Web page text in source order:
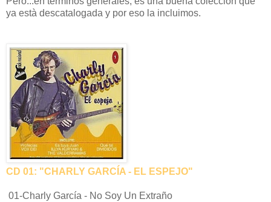
ya està descatalogada y por eso la incluimos.
CD 01: "CHARLY GARCÍA - EL ESPEJO"
01-Charly García - No Soy Un Extraño